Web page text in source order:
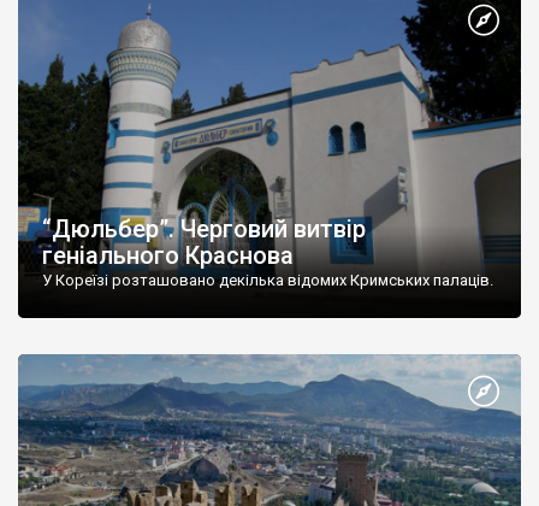
“Дюльбер”. Черговий витвір
геніального Краснова
У Кореїзі розташовано декілька відомих Кримських палаців.